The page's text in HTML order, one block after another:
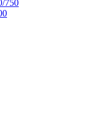
750